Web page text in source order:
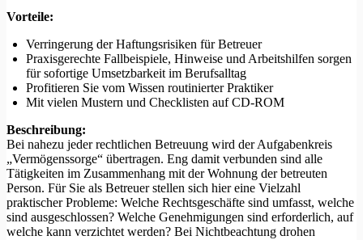
Vorteile:
Verringerung der Haftungsrisiken für Betreuer
Praxisgerechte Fallbeispiele, Hinweise und Arbeitshilfen sorgen
für sofortige Umsetzbarkeit im Berufsalltag
Profitieren Sie vom Wissen routinierter Praktiker
Mit vielen Mustern und Checklisten auf CD-ROM
Beschreibung:
Bei nahezu jeder rechtlichen Betreuung wird der Aufgabenkreis
„Vermögenssorge“ übertragen. Eng damit verbunden sind alle
Tätigkeiten im Zusammenhang mit der Wohnung der betreuten
Person. Für Sie als Betreuer stellen sich hier eine Vielzahl
praktischer Probleme: Welche Rechtsgeschäfte sind umfasst, welche
sind ausgeschlossen? Welche Genehmigungen sind erforderlich, auf
welche kann verzichtet werden? Bei Nichtbeachtung drohen